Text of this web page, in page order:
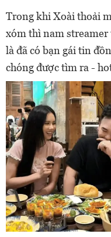
Trong khi Xoài thoải
xóm thì nam streamer
là đã có bạn gái tin
chóng được tìm ra -